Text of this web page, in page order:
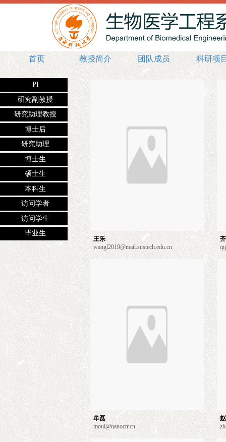
首页 教授简介 团队成员 科研项
王乐
wangl2019@mail.sustech.edu.cn
牟磊
moul@nanoctr.cn
PI
研究副教授
研究助理教授
博士后
研究助理
博士生
硕士生
本科生
访问学者
访问学生
毕业生